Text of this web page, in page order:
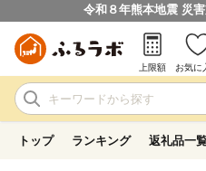
令和８年熊本地震 災
上限額 お気に
トップ ランキング 返礼品一